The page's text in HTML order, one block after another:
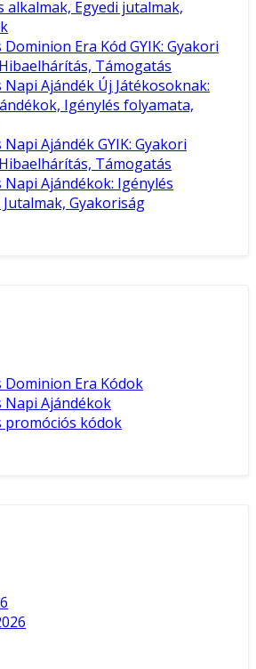
alkalmak, Egyedi jutalmak,
Era Kód GYIK: Gyakori
Támogatás
Napi Ajándék Új Játékosoknak:
Igénylés folyamata,
Ajándék GYIK: Gyakori
Támogatás
Napi Ajándékok: Igénylés
Gyakoriság
Dominion Era Kódok
Napi Ajándékok
promóciós kódok